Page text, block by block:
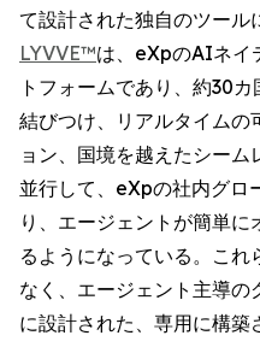
て設計された独自のツール
LYVVE™は、eXpのAIネイ
トフォームであり、約30
結びつけ、リアルタイムの
ョン、国境を越えたシーム
並行して、eXpの社内グロ
り、エージェントが簡単
るようになっている。こ
なく、エージェント主導の
に設計された、専用に構築